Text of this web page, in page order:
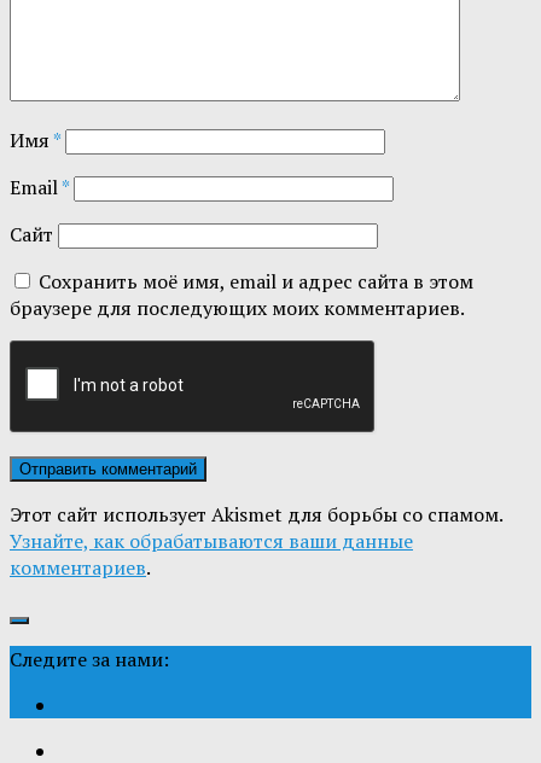
Имя*
Email*
Сайт
Сохранить моё имя, email и адрес сайта в этом
браузере для последующих моих комментариев.
Этот сайт использует Akismet для борьбы со спамом.
Узнайте, как обрабатываются ваши данные
комментариев.
Следите за нами: